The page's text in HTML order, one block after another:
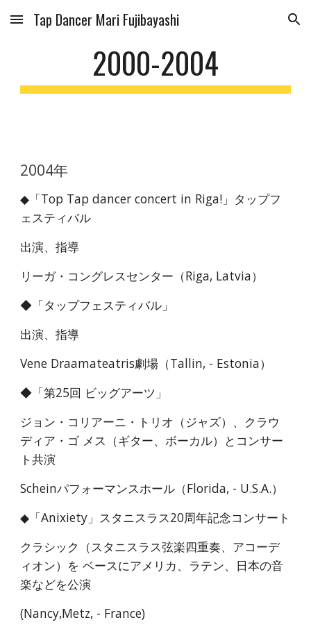
Skip to main content Skip to navigation
Tap Dancer Mari Fujibayashi
2000-2004
2004年
◆「Top Tap dancer concert in Riga!」タップフ
ェスティバル
出演、指導
リーガ・コングレスセンター（Riga, Latvia）
◆「タップフェスティバル」
出演、指導
Vene Draamateatris劇場（Tallin, - Estonia）
◆「第25回 ビッグアーツ」
ジョン・コリアーニ・トリオ（ジャズ）、クラウ
ディア・ゴ メス（ギター、ボーカル）とコンサー
ト共演
Scheinパフォーマンスホール（Florida, - U.S.A.）
◆「Anixiety」スタニスラス20周年記念コンサート
クラシック（スタニスラス弦楽四重奏、アコーデ
ィオン）を ベースにアメリカ、ラテン、日本の音
楽などを公演
(Nancy,Metz, - France)